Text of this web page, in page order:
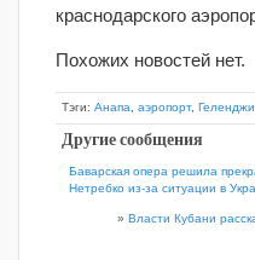
краснодарского
Похожих новостей нет.
Тэги: Анапа аэропорт,
Другие сообщения
Баварская опера решила
Нетребко из-за ситуации в
» Власти Кубани